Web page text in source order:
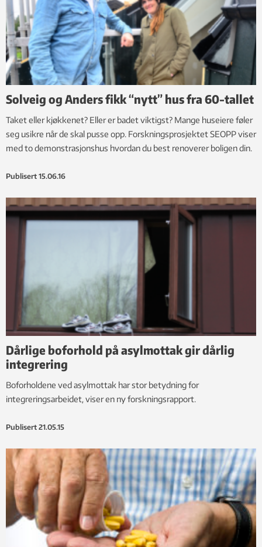
Solveig og Anders fikk “nytt” hus fra 60-tallet
Taket eller kjøkkenet? Eller er badet viktigst? Mange huseiere føler
seg usikre når de skal pusse opp. Forskningsprosjektet SEOPP viser
med to demonstrasjonshus hvordan du best renoverer boligen din.
Publisert 15.06.16
Dårlige boforhold på asylmottak gir dårlig
integrering
Boforholdene ved asylmottak har stor betydning for
integreringsarbeidet, viser en ny forskningsrapport.
Publisert 21.05.15